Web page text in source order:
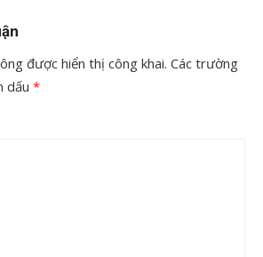
được hiển thị công khai. Các trường
dấu *